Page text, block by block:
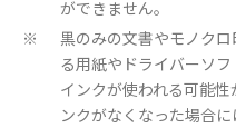
ができません。
※
黒のみの文書やモノク
る用紙やドライバーソ
インクが使われる可能
ンクがなくなった場合